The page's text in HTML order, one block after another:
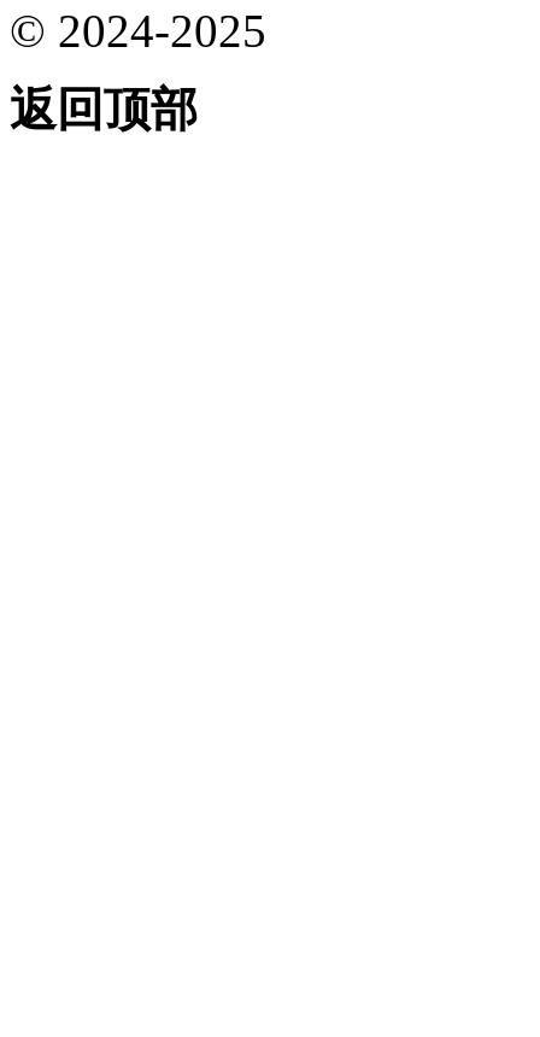
© 2024-2025
返回顶部